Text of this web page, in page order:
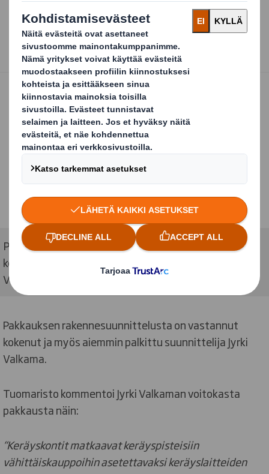
Pakkauksen rakennesuunnittelusta on vastannut
kokenut ja myös aiemmin palkittu suunnittelija Jyrki
Valkama.
Pakkauksen rakennesuunnittelusta on vastannut
kokenut ja myös aiemmin palkittu suunnittelija Jyrki
Valkama.
Tuomaristo kommentoi Jyrki Valkaman voitokasta
pakkausta näin:
“Keräyskontit matkaavat keräyspisteisiin
vähittäiskauppoihin asetettavaksi keräyslaitteiden